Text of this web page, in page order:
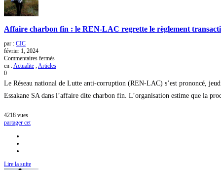
Affaire charbon fin : le REN-LAC regrette le règlement
par : CIC
février 1, 2024
Commentaires ferméssur
Affaire
fin
:
le
en :Actualite ,Articles
0
Le Réseau national de Lutte anti-corruption (REN-LAC) s’est prononcé,
Essakane SA dans l’affaire dite charbon fin. L’organisation estime que la
4218 vues
partager cet
Lire la suite